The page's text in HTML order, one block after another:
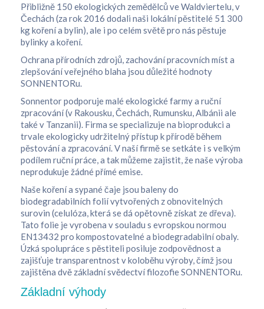
Přibližně 150 ekologických zemědělců ve Waldviertelu, v
Čechách (za rok 2016 dodali naši lokální pěstitelé 51 300
kg koření a bylin), ale i po celém světě pro nás pěstuje
bylinky a koření.
Ochrana přírodních zdrojů, zachování pracovních míst a
zlepšování veřejného blaha jsou důležité hodnoty
SONNENTORu.
Sonnentor podporuje malé ekologické farmy a ruční
zpracování (v Rakousku, Čechách, Rumunsku, Albánii ale
také v Tanzanii). Firma se specializuje na bioprodukci a
trvale ekologicky udržitelný přístup k přírodě během
pěstování a zpracování. V naší firmě se setkáte i s velkým
podílem ruční práce, a tak můžeme zajistit, že naše výroba
neprodukuje žádné přímé emise.
Naše koření a sypané čaje jsou baleny do
biodegradabilních folií vytvořených z obnovitelných
surovin (celulóza, která se dá opětovně získat ze dřeva).
Tato folie je vyrobena v souladu s evropskou normou
EN13432 pro kompostovatelné a biodegradabilní obaly.
Úzká spolupráce s pěstiteli posiluje zodpovědnost a
zajišťuje transparentnost v koloběhu výroby, čímž jsou
zajištěna dvě základní svědectví filozofie SONNENTORu.
Základní výhody